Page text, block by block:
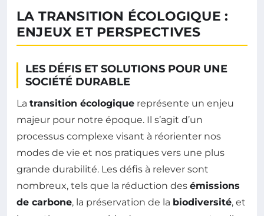
LA TRANSITION ÉCOLOGIQUE :
ENJEUX ET PERSPECTIVES
LES DÉFIS ET SOLUTIONS POUR UNE
SOCIÉTÉ DURABLE
La transition écologique représente un enjeu
majeur pour notre époque. Il s’agit d’un
processus complexe visant à réorienter nos
modes de vie et nos pratiques vers une plus
grande durabilité. Les défis à relever sont
nombreux, tels que la réduction des émissions
de carbone, la préservation de la biodiversité, et